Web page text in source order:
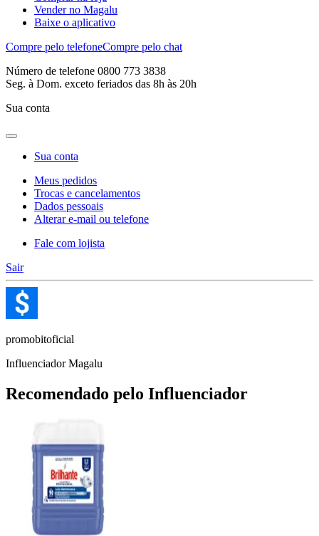
Vender no Magalu
Baixe o aplicativo
Compre pelo telefoneCompre pelo chat
Número de telefone 0800 773 3838
Seg. à Dom. exceto feriados das 8h às 20h
Sua conta
Sua conta
Meus pedidos
Trocas e cancelamentos
Dados pessoais
Alterar e-mail ou telefone
Fale com lojista
Sair
promobitoficial
Influenciador Magalu
Recomendado pelo Influenciador